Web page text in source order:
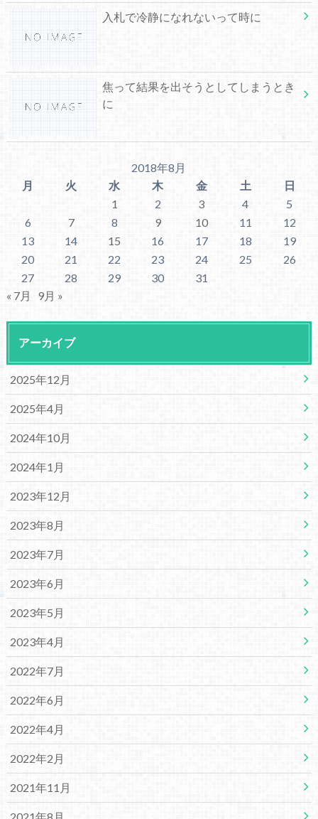
入札で冷静になれないって時に
焦って結果を出そうとしてしまうとき
に
2018年8月
月
火 水 木 金 土
日
1
2 3 4
5
6
7 8 9 10 11
12
13
14 15 16 17 18
19
20
21 22 23 24 25
26
27
28 29 30
31
« 7月
9月 »
アーカイブ
2025年12月
2025年4月
2024年10月
2024年1月
2023年12月
2023年8月
2023年7月
2023年6月
2023年5月
2023年4月
2022年7月
2022年6月
2022年4月
2022年2月
2021年11月